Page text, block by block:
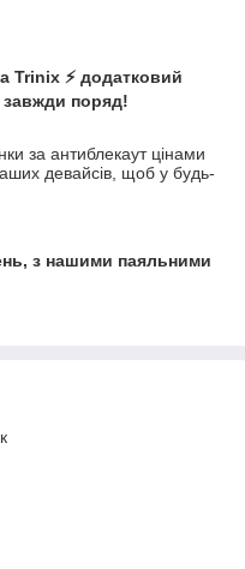
Trinix ⚡ додатковий
завжди поряд!
за антиблекаут цінами
девайсів, щоб у будь-
з нашими паяльними